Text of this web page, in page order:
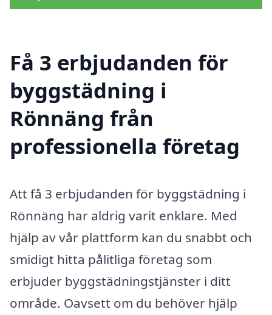
Få 3 erbjudanden för
byggstädning i
Rönnäng från
professionella företag
Att få 3 erbjudanden för byggstädning i
Rönnäng har aldrig varit enklare. Med
hjälp av vår plattform kan du snabbt och
smidigt hitta pålitliga företag som
erbjuder byggstädningstjänster i ditt
område. Oavsett om du behöver hjälp